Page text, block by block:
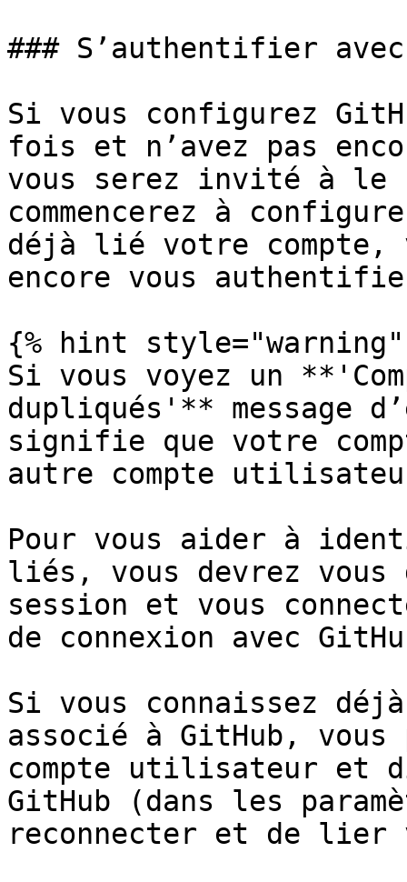
### S’authentifier
Si vous configurez
fois et n’avez pas
vous serez invité à le
commencerez à
déjà lié votre compte,
encore vous
{% hint style="warning"
Si vous voyez un
dupliqués'** message
signifie que votre
autre compte
Pour vous aider à
liés, vous devrez vous
session et vous
de connexion avec
Si vous connaissez
associé à GitHub, vous
compte utilisateur et
GitHub (dans les
reconnecter et de lier